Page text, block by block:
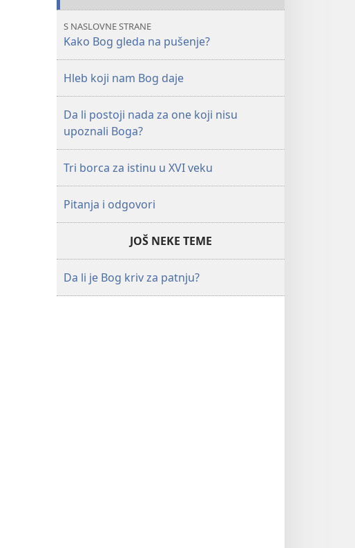
na
pušenje?
S NASLOVNE STRANE
Kako Bog gleda na pušenje?
Hleb koji nam Bog daje
Da li postoji nada za one koji nisu
upoznali Boga?
Tri borca za istinu u XVI veku
Pitanja i odgovori
JOŠ NEKE TEME
Da li je Bog kriv za patnju?